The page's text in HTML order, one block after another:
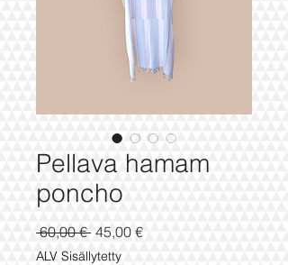
Pellava hamam
poncho
60,00 € Normaali
hinta
45,00 €Alehinta
ALV Sisällytetty